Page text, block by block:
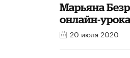
Марьяна
онлайн-
20 июля 2020